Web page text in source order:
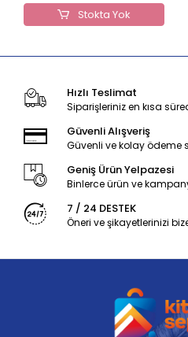
Stokta Yok
Hızlı Teslimat
Siparişleriniz en kısa
Güvenli Alışveriş
Güvenli ve kolay ödeme
Geniş Ürün Yelpazesi
Binlerce ürün ve
7 / 24 DESTEK
Öneri ve şikayetlerinizi